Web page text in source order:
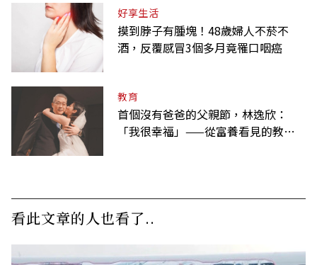
好享生活
摸到脖子有腫塊！48歲婦人不菸不
酒，反覆感冒3個多月竟罹口咽癌
教育
首個沒有爸爸的父親節，林逸欣：
「我很幸福」——從富養看見的教養
看此文章的人也看了..